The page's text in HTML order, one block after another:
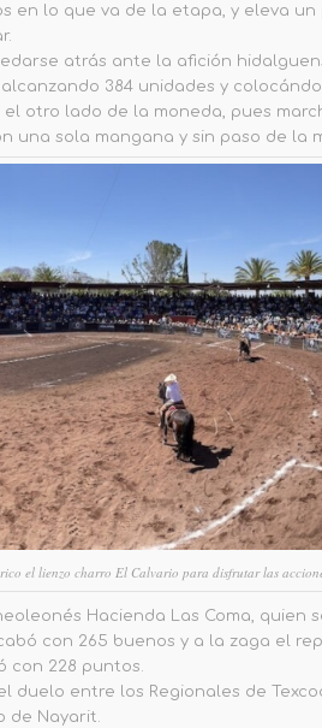
en lo que va de la etapa, y eleva
atrás ante la afición
384 unidades y
otro lado de la moneda, pues
una sola mangana y sin paso de la
el lienzo charro El Calvario para disfrutar las
Hacienda Las Coma, quien
con 265 buenos y a la zaga el
con 228 puntos.
entre los Regionales de
de Nayarit.